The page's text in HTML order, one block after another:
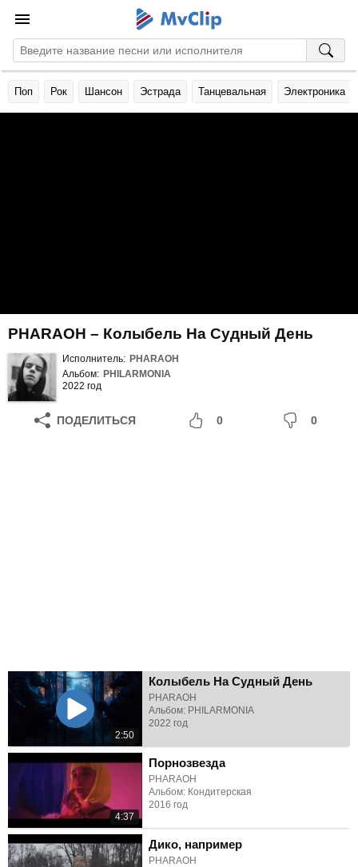
Поп Рок Шансон Эстрада Танцевальная Электроника
PHARAOH – Колыбель На Судный День
Исполнитель: PHARAOH
Альбом: PHILARMONIA
2022 год
ПОДЕЛИТЬСЯ 0 0
2:50
Колыбель На Судный День
PHARAOH
Альбом: PHILARMONIA
2022 год
4:37
Порнозвезда
PHARAOH
Альбом: Кондитерская
2016 год
Дико, например
PHARAOH